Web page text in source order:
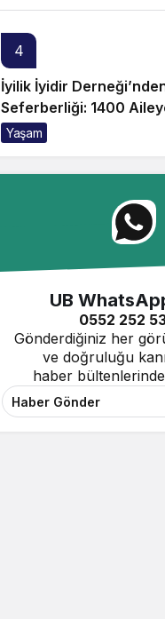
4
İyilik İyidir
Seferberliği: 1400
Yaşam
UB
0552 252
Gönderdiğiniz her
ve doğruluğu
haber
Haber Gönder